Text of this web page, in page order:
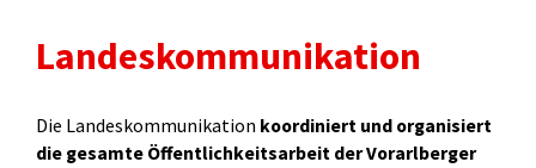
Landeskommunikation
Die Landeskommunikation koordiniert und organisiert
die gesamte Öffentlichkeitsarbeit der Vorarlberger